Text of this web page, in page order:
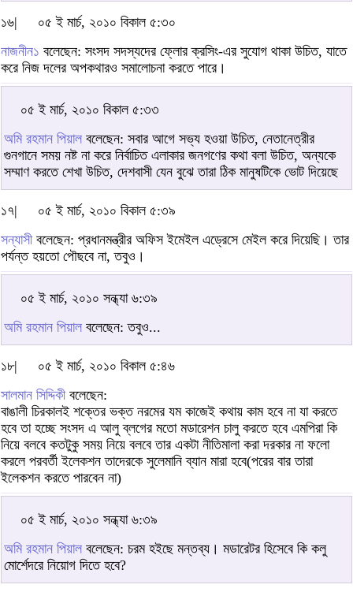
১৬|
০৫ ই মার্চ, ২০১০ বিকাল ৫:৩০
নাজনীন১ বলেছেন: সংসদ সদস্যদের ফ্লোর ক্রসিং-এর সুযোগ থাকা উচিত, যাতে
করে নিজ দলের অপকথারও সমালোচনা করতে পারে।
০৫ ই মার্চ, ২০১০ বিকাল ৫:৩৩
অমি রহমান পিয়াল বলেছেন: সবার আগে সভ্য হওয়া উচিত, নেতানেত্রীর
গুনগানে সময় নষ্ট না করে নির্বাচিত এলাকার জনগণের কথা বলা উচিত, অন্যকে
সম্মাণ করতে শেখা উচিত, দেশবাসী যেন বুঝে তারা ঠিক মানুষটিকে ভোট দিয়েছে
১৭|
০৫ ই মার্চ, ২০১০ বিকাল ৫:৩৯
সন্যাসীবলেছেন: প্রধানমন্ত্রীর অফিস ইমেইল এড্রেসে মেইল করে দিয়েছি। তার
পর্যন্ত হয়তো পৌছবে না, তবুও।
০৫ ই মার্চ, ২০১০ সন্ধ্যা ৬:৩৯
অমি রহমান পিয়াল বলেছেন: তবুও...
১৮|
০৫ ই মার্চ, ২০১০ বিকাল ৫:৪৬
সালমান সিদ্দিকীবলেছেন:
বাঙালী চিরকালই শক্তের ভক্ত নরমের যম কাজেই কথায় কাম হবে না যা করতে
হবে তা হচ্ছে সংসদ এ আলু ব্লগের মতো মডারেশন চালু করতে হবে এমপিরা কি
নিয়ে বলবে কতটুকু সময় নিয়ে বলবে তার একটা নীতিমালা করা দরকার না ফলো
করলে পরবর্তী ইলেকশন তাদেরকে সুলেমানি ব্যান মারা হবে(পরের বার তারা
ইলেকশন করতে পারবেন না)
০৫ ই মার্চ, ২০১০ সন্ধ্যা ৬:৩৯
অমি রহমান পিয়াল বলেছেন: চরম হইছে মন্তব্য। মডারেটর হিসেবে কি কলু
মোর্শেদরে নিয়োগ দিতে হবে?